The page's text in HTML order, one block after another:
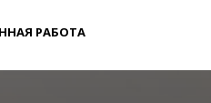
РАБОТА